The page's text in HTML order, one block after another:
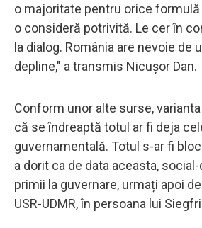
o majoritate pentru orice
o consideră potrivită. Le cer în
la dialog. România are nevoie de
depline," a transmis Nicușor Dan.
Conform unor alte surse,
că se îndreaptă totul ar fi deja
guvernamentală. Totul s-ar fi
a dorit ca de data aceasta,
primii la guvernare, urmați apoi
USR-UDMR, în persoana lui